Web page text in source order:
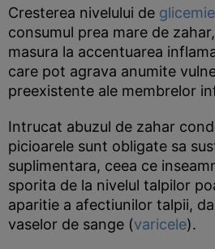
Cresterea nivelului de glicemie
consumul prea mare de
masura la accentuarea
care pot agrava anumite
preexistente ale membrelor
Intrucat abuzul de zahar
picioarele sunt obligate sa
suplimentara, ceea ce
sporita de la nivelul talpilor
aparitie a afectiunilor talpii,
vaselor de sange (varicele).